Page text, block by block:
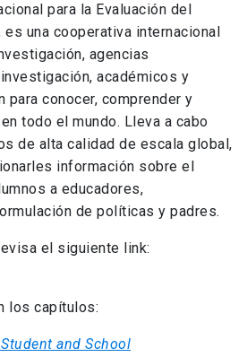
para la Evaluación del
es una cooperativa internacional
agencias
académicos y
para conocer, comprender y
todo el mundo. Lleva a cabo
de alta calidad de escala global,
información sobre el
a educadores,
de políticas y padres.
el siguiente link:
los capítulos:
and School